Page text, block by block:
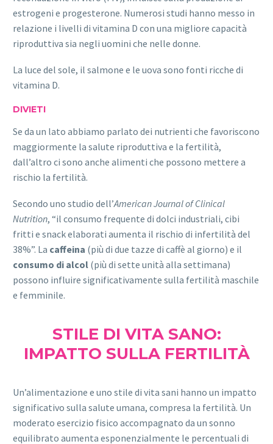
estrogeni e progesterone. Numerosi studi hanno messo in
relazione i livelli di vitamina D con una migliore capacità
riproduttiva sia negli uomini che nelle donne.
La luce del sole, il salmone e le uova sono fonti ricche di
vitamina D.
DIVIETI
Se da un lato abbiamo parlato dei nutrienti che favoriscono
maggiormente la salute riproduttiva e la fertilità,
dall’altro ci sono anche alimenti che possono mettere a
rischio la fertilità.
Secondo uno studio dell’American Journal of Clinical
Nutrition, “il consumo frequente di dolci industriali, cibi
fritti e snack elaborati aumenta il rischio di infertilità del
38%”. La caffeina (più di due tazze di caffè al giorno) e il
consumo di alcol (più di sette unità alla settimana)
possono influire significativamente sulla fertilità maschile
e femminile.
STILE DI VITA SANO:
IMPATTO SULLA FERTILITÀ
Un’alimentazione e uno stile di vita sani hanno un impatto
significativo sulla salute umana, compresa la fertilità. Un
moderato esercizio fisico accompagnato da un sonno
equilibrato aumenta esponenzialmente le percentuali di